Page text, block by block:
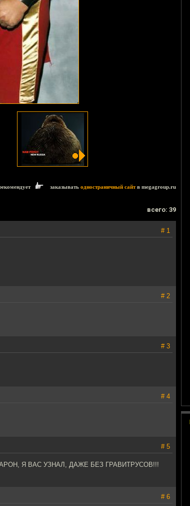
заказывать одностраничный сайтв megagroup.ru
всего: 39
# 1
# 2
# 3
# 4
# 5
Я ВАС УЗНАЛ, ДАЖЕ БЕЗ ГРАВИТРУСОВ!!!
# 6